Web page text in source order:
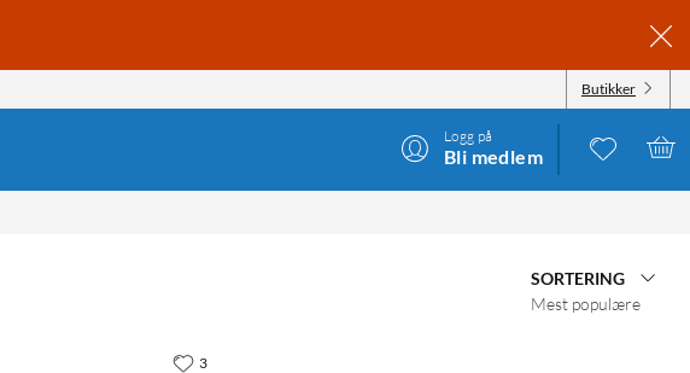
Butikker
Logg på
Bli medlem
SORTERING
Mest populære
3